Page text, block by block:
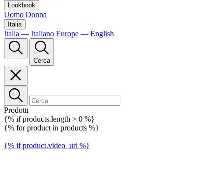
Lookbook
Uomo Donna
Italia
Italia — Italiano Europe — English
Cerca
Prodotti
{% if products.length > 0 %}
{% for product in products %}
{% if product.video_url %}